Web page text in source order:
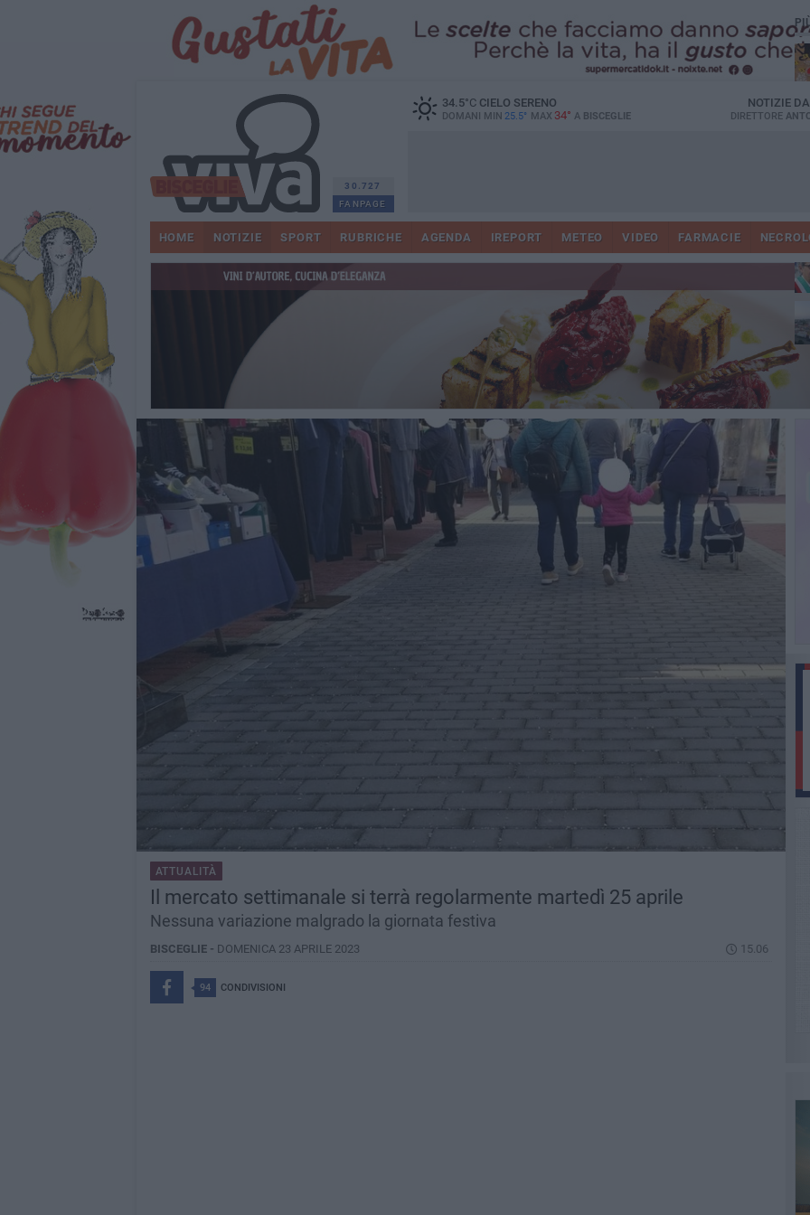
30.727
FANPAGE
34.5°CCIELO SERENO
DOMANI MIN 25.5° MAX 34° A BISCEGLIE
NOTIZIE
DIRETTORE
HOME NOTIZIE SPORT RUBRICHE AGENDA IREPORT METEO VIDEO FARMACIE
ATTUALITÀ
Il mercato settimanale si terrà regolarmente martedì 25 aprile
Nessuna variazione malgrado la giornata festiva
BISCEGLIE - DOMENICA 23 APRILE 2023 15.06
94 CONDIVISIONI